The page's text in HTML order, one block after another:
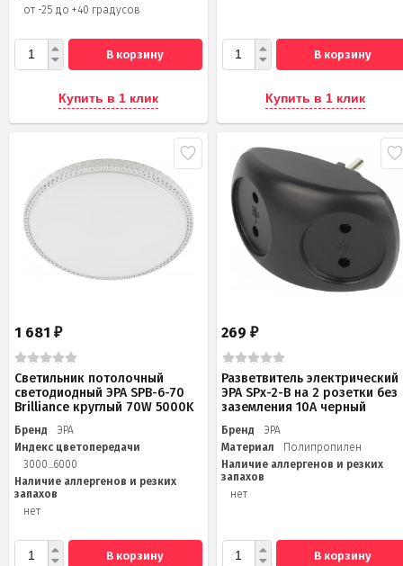
от -25 до +40 градусов
В корзину
Купить в 1 клик
В корзину
Купить в 1 клик
1 681 ₽
Светильник потолочный
светодиодный ЭРА SPB-6-70
Brilliance круглый 70W 5000K
Бренд
ЭРА
Индекс цветопередачи
3000...6000
Наличие аллергенов и резких
запахов
нет
В корзину
269₽
Разветвитель электрический
ЭРА SPx-2-B на 2 розетки без
заземления 10А черный
Бренд
ЭРА
Материал
Полипропилен
Наличие аллергенов и резких
запахов
нет
В корзину